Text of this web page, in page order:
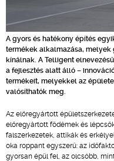
A gyors és hatékony építés
termékek alkalmazása, melyek
kínálnak. A Telligent
a fejlesztés alatt álló –
termékeit, melyekkel az
valósíthatók meg.
Az előregyártott
előregyártott födémek és
falszerkezetek, attikák és
oka roppant egyszerű: az
gyorsan épül fel, az olcsóbb,